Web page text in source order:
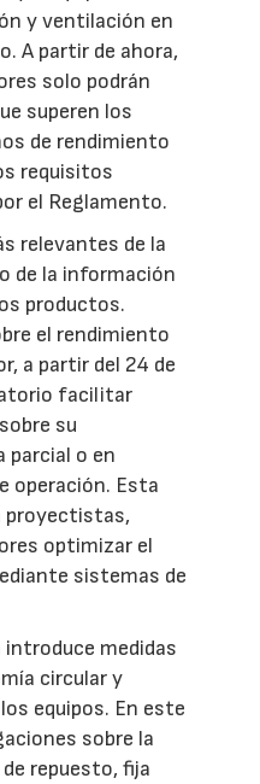
y ventilación en
A partir de ahora,
solo podrán
superen los
de rendimiento
requisitos
el Reglamento.
relevantes de la
de la información
productos.
el rendimiento
a partir del 24 de
facilitar
su
parcial o en
operación. Esta
proyectistas,
optimizar el
sistemas de
medidas
circular y
equipos. En este
sobre la
repuesto, fija